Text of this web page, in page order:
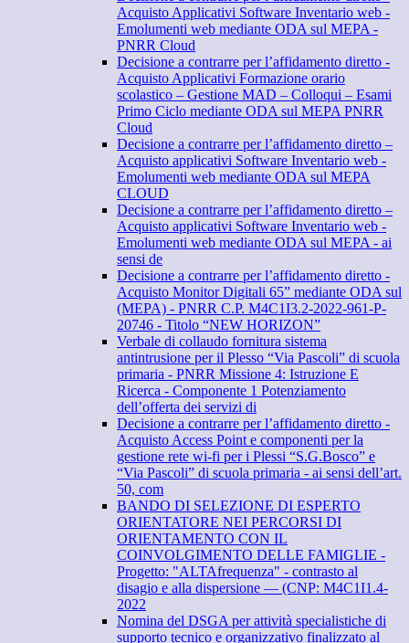
Acquisto Applicativi Software Inventario web -
Emolumenti web mediante ODA sul MEPA -
PNRR Cloud
Decisione a contrarre per l’affidamento diretto -
Acquisto Applicativi Formazione orario
scolastico – Gestione MAD – Colloqui – Esami
Primo Ciclo mediante ODA sul MEPA PNRR
Cloud
Decisione a contrarre per l’affidamento diretto –
Acquisto applicativi Software Inventario web -
Emolumenti web mediante ODA sul MEPA
CLOUD
Decisione a contrarre per l’affidamento diretto –
Acquisto applicativi Software Inventario web -
Emolumenti web mediante ODA sul MEPA - ai
sensi de
Decisione a contrarre per l’affidamento diretto -
Acquisto Monitor Digitali 65” mediante ODA sul
(MEPA) - PNRR C.P. M4C1I3.2-2022-961-P-
20746 - Titolo “NEW HORIZON”
Verbale di collaudo fornitura sistema
antintrusione per il Plesso “Via Pascoli” di scuola
primaria - PNRR Missione 4: Istruzione E
Ricerca - Componente 1 Potenziamento
dell’offerta dei servizi di
Decisione a contrarre per l’affidamento diretto -
Acquisto Access Point e componenti per la
gestione rete wi-fi per i Plessi “S.G.Bosco” e
“Via Pascoli” di scuola primaria - ai sensi dell’art.
50, com
BANDO DI SELEZIONE DI ESPERTO
ORIENTATORE NEI PERCORSI DI
ORIENTAMENTO CON IL
COINVOLGIMENTO DELLE FAMIGLIE -
Progetto: "ALTAfrequenza" - contrasto al
disagio e alla dispersione — (CNP: M4C1I1.4-
2022
Nomina del DSGA per attività specialistiche di
supporto tecnico e organizzativo finalizzato al